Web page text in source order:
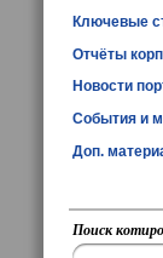
Ключевые
Отчёты
Новости
События и
Доп.
Поиск